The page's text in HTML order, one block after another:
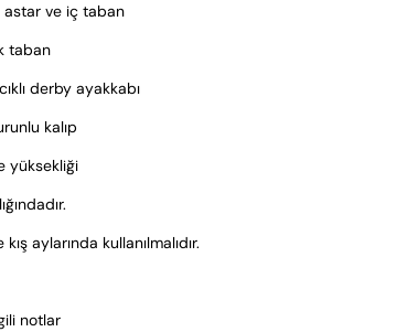
astar ve iç taban
taban
derby ayakkabı
kalıp
yüksekliği
aylarında kullanılmalıdır.
notlar